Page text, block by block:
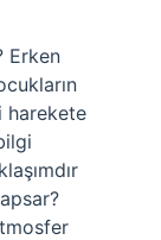
Erken
harekete